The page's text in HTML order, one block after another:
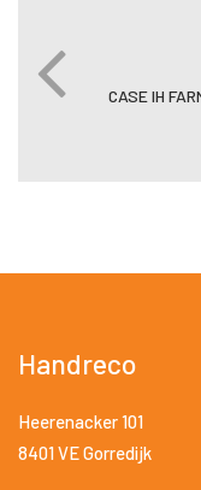
CASE IH
Handreco
Heerenacker 101
8401 VE Gorredijk